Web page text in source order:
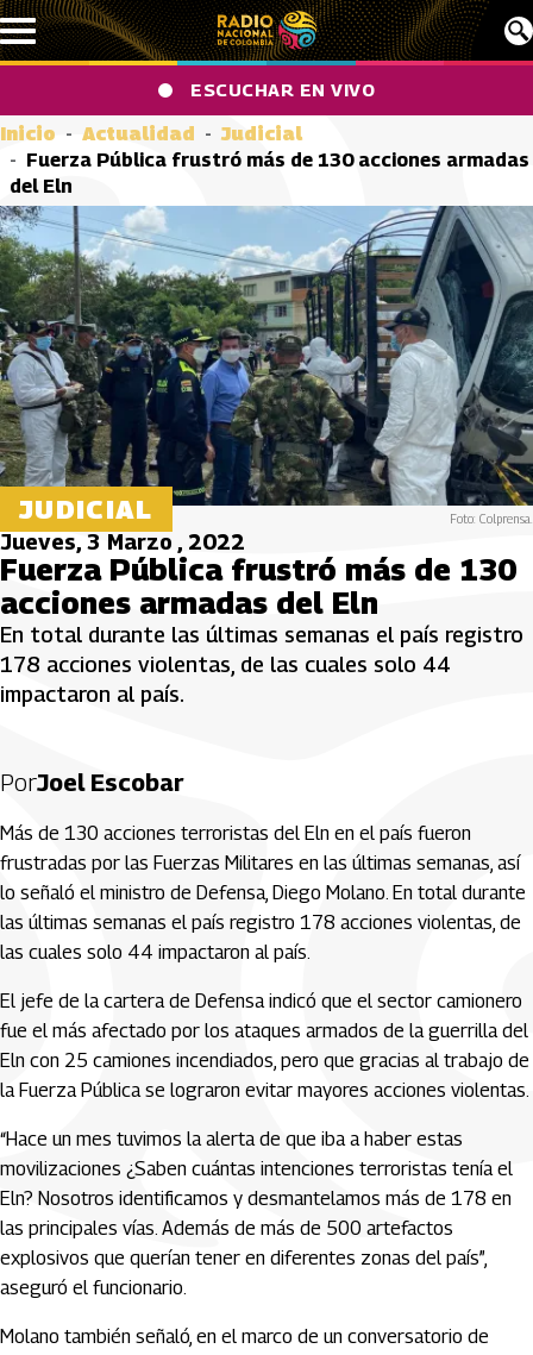
Pasar al contenido principal
ESCUCHAR EN VIVO
Inicio Actualidad
Judicial
Fuerza Pública frustró más de 130 acciones armadas
del Eln
JUDICIAL Foto: Colprensa.
Jueves, 3 Marzo , 2022
Fuerza Pública frustró más de 130
acciones armadas del Eln
En total durante las últimas semanas el país registro
178 acciones violentas, de las cuales solo 44
impactaron al país.
PorJoel Escobar
Más de 130 acciones terroristas del Eln en el país fueron
frustradas por las Fuerzas Militares en las últimas semanas, así
lo señaló el ministro de Defensa, Diego Molano. En total durante
las últimas semanas el país registro 178 acciones violentas, de
las cuales solo 44 impactaron al país.
El jefe de la cartera de Defensa indicó que el sector camionero
fue el más afectado por los ataques armados de la guerrilla del
Eln con 25 camiones incendiados, pero que gracias al trabajo de
la Fuerza Pública se lograron evitar mayores acciones violentas.
“Hace un mes tuvimos la alerta de que iba a haber estas
movilizaciones ¿Saben cuántas intenciones terroristas tenía el
Eln? Nosotros identificamos y desmantelamos más de 178 en
las principales vías. Además de más de 500 artefactos
explosivos que querían tener en diferentes zonas del país”,
aseguró el funcionario.
Molano también señaló, en el marco de un conversatorio de